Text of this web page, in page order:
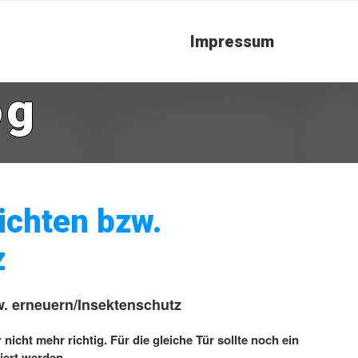
Impressum
bzw.
erneuern/Insektenschutz
mehr richtig. Für die gleiche Tür sollte noch ein